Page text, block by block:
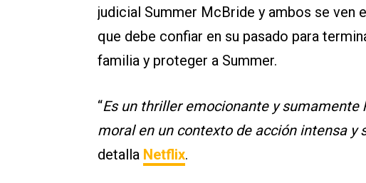
judicial Summer McBride y ambos se ven
que debe confiar en su pasado para
familia y proteger a Summer.
“Es un thriller emocionante y
moral en un contexto de acción intensa y
detalla Netflix.